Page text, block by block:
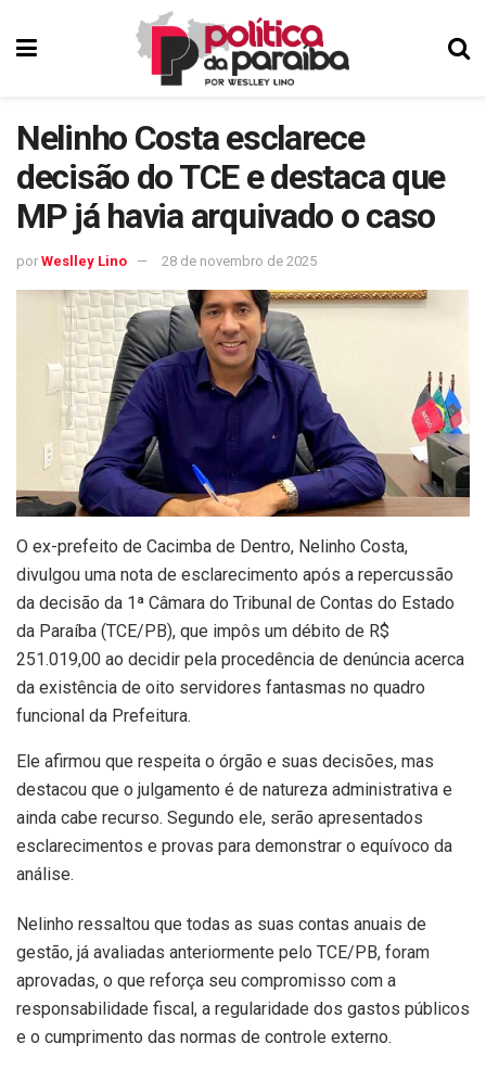
Nelinho Costa esclarece
decisão do TCE e destaca que
MP já havia arquivado o caso
por Weslley Lino 28 de novembro de 2025
O ex-prefeito de Cacimba de Dentro, Nelinho Costa,
divulgou uma nota de esclarecimento após a repercussão
da decisão da 1ª Câmara do Tribunal de Contas do Estado
da Paraíba (TCE/PB), que impôs um débito de R$
251.019,00 ao decidir pela procedência de denúncia acerca
da existência de oito servidores fantasmas no quadro
funcional da Prefeitura.
Ele afirmou que respeita o órgão e suas decisões, mas
destacou que o julgamento é de natureza administrativa e
ainda cabe recurso. Segundo ele, serão apresentados
esclarecimentos e provas para demonstrar o equívoco da
análise.
Nelinho ressaltou que todas as suas contas anuais de
gestão, já avaliadas anteriormente pelo TCE/PB, foram
aprovadas, o que reforça seu compromisso com a
responsabilidade fiscal, a regularidade dos gastos públicos
e o cumprimento das normas de controle externo.